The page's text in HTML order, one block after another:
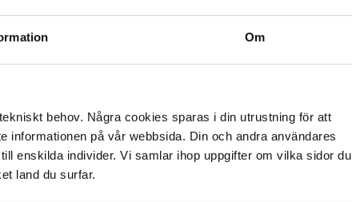
Om
behov. Några cookies sparas i din utrustning för att
informationen på vår webbsida. Din och andra användares
enskilda individer. Vi samlar ihop uppgifter om vilka sidor du
land du surfar.Skriv ut sidan